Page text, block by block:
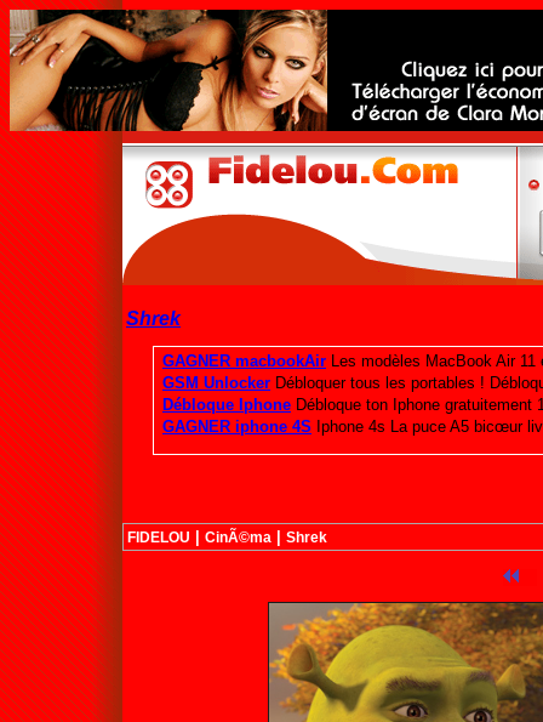
Shrek
FIDELOU | CinÃ©ma | Shrek